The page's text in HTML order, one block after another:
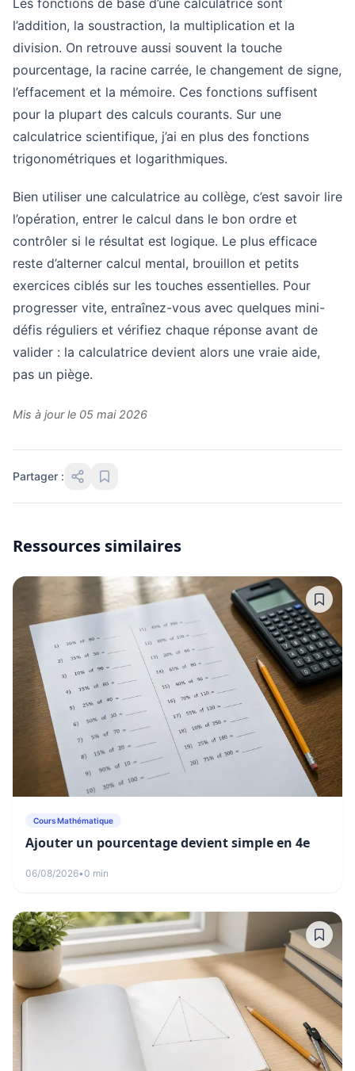
Les fonctions de base d’une calculatrice sont
l’addition, la soustraction, la multiplication et la
division. On retrouve aussi souvent la touche
pourcentage, la racine carrée, le changement de signe,
l’effacement et la mémoire. Ces fonctions suffisent
pour la plupart des calculs courants. Sur une
calculatrice scientifique, j’ai en plus des fonctions
trigonométriques et logarithmiques.
Bien utiliser une calculatrice au collège, c’est savoir lire
l’opération, entrer le calcul dans le bon ordre et
contrôler si le résultat est logique. Le plus efficace
reste d’alterner calcul mental, brouillon et petits
exercices ciblés sur les touches essentielles. Pour
progresser vite, entraînez-vous avec quelques mini-
défis réguliers et vérifiez chaque réponse avant de
valider : la calculatrice devient alors une vraie aide,
pas un piège.
Mis à jour le 05 mai 2026
Partager :
Ressources similaires
Cours Mathématique
Ajouter un pourcentage devient simple en 4e
06/08/2026•0 min